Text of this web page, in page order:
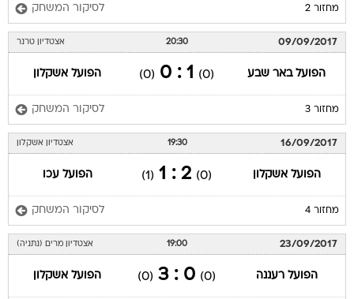
מחזור 2 לסיקור המשחק
09/09/2017
20:30 אצטדיון טרנר
הפועל באר שבע (0)
1 : 0
(0) הפועל אשקלון
מחזור 3 לסיקור המשחק
16/09/2017
19:30 אצטדיון אשקלון
הפועל אשקלון (0)
2 : 1
(1) הפועל עכו
מחזור 4 לסיקור המשחק
23/09/2017
19:00 אצטדיון מרים (נתניה)
הפועל רעננה (0)
0 : 3
(0) הפועל אשקלון